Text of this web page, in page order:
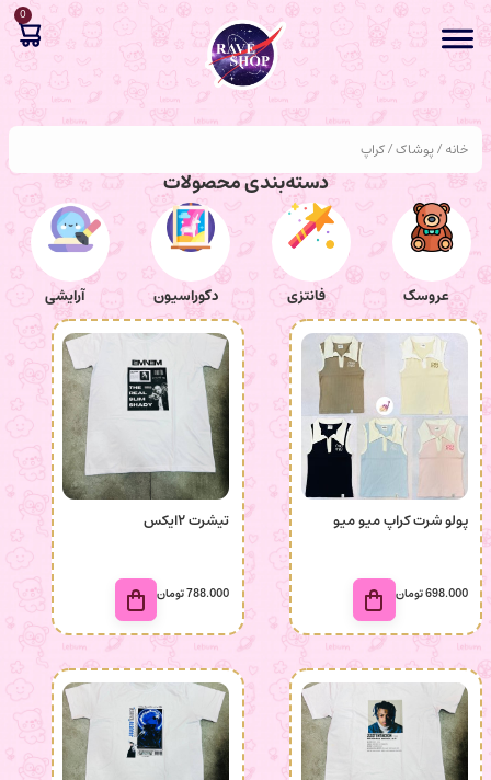
0
خانه/پوشاک/ کراپ
دسته‌بندی محصولات
عروسک فانتزی دکوراسیون آرایشی
پولو شرت کراپ میو میو
698.000تومان
تیشرت ۲ایکس
788.000تومان